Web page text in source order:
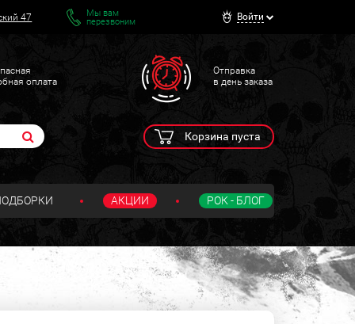
47
Мы вам
перезвоним
Войти
оплата
Отправка
в день заказа
Корзина пуста
АКЦИИ РОК - БЛОГ